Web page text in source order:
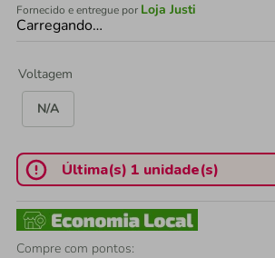
Fornecido e entregue por Loja Justi
Carregando…
Voltagem
N/A
Última(s) 1 unidade(s)
Compre com pontos: